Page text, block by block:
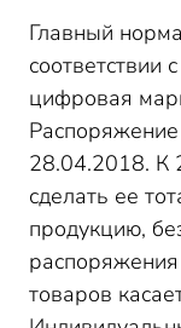
Главный
соответствии
цифровая
28.04.2018. К
сделать ее
продукцию,
распоряжения
товаров